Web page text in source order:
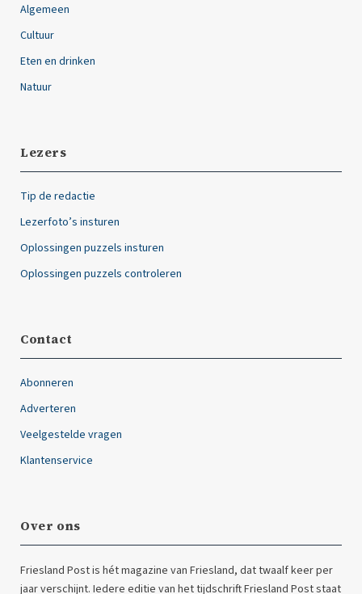
Algemeen
Cultuur
Eten en drinken
Natuur
Lezers
Tip de redactie
Lezerfoto’s insturen
Oplossingen puzzels insturen
Oplossingen puzzels controleren
Contact
Abonneren
Adverteren
Veelgestelde vragen
Klantenservice
Over ons
Friesland Post is hét magazine van Friesland, dat twaalf keer per
jaar verschijnt. Iedere editie van het tijdschrift Friesland Post staat